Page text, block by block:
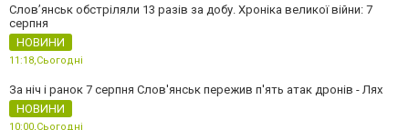
Слов’янськ обстріляли 13 разів за добу. Хроніка великої війни: 7
серпня
НОВИНИ
11:18,Сьогодні
За ніч і ранок 7 серпня Слов'янськ пережив п'ять атак дронів - Лях
НОВИНИ
10:00,Сьогодні